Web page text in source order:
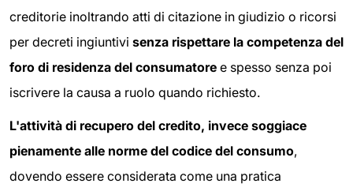
creditorie inoltrando atti di citazione in giudizio o ricorsi
per decreti ingiuntivi senza rispettare la competenza del
foro di residenza del consumatore e spesso senza poi
iscrivere la causa a ruolo quando richiesto.
L'attività di recupero del credito, invece soggiace
pienamente alle norme del codice del consumo,
dovendo essere considerata come una pratica